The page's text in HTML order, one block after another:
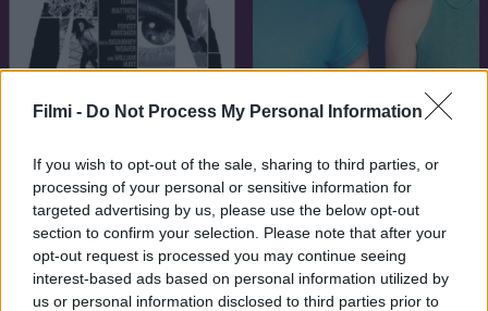
Filmi - Do Not Process My Personal Information
If you wish to opt-out of the sale, sharing to third parties, or
processing of your personal or sensitive information for
targeted advertising by us, please use the below opt-out
section to confirm your selection. Please note that after your
opt-out request is processed you may continue seeing
interest-based ads based on personal information utilized by
us or personal information disclosed to third parties prior to
2008 6.6
Nyolc tanú
2024
Anyai ösztön